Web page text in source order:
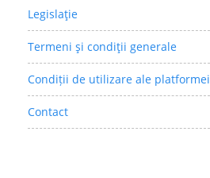
Legislaţie
Termeni şi condiţii generale
Condiții de utilizare ale platformei
Contact